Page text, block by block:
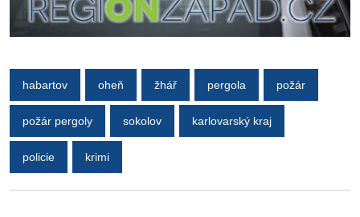
habartov oheň žhář pergola požár
požár pergoly sokolov karlovarský kraj
policie krimi